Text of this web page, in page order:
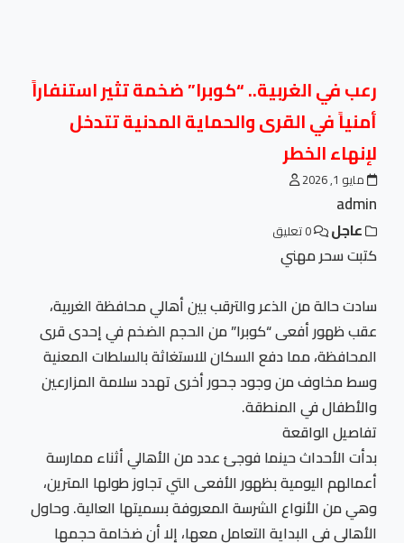
رعب في الغربية.. “كوبرا” ضخمة تثير استنفاراً
أمنياً في القرى والحماية المدنية تتدخل
لإنهاء الخطر
مايو 1, 2026
admin
عاجل
كتبت سحر مهني
سادت حالة من الذعر والترقب بين أهالي محافظة الغربية،
عقب ظهور أفعى “كوبرا” من الحجم الضخم في إحدى قرى
المحافظة، مما دفع السكان للاستغاثة بالسلطات المعنية
وسط مخاوف من وجود جحور أخرى تهدد سلامة المزارعين
والأطفال في المنطقة.
تفاصيل الواقعة
بدأت الأحداث حينما فوجئ عدد من الأهالي أثناء ممارسة
أعمالهم اليومية بظهور الأفعى التي تجاوز طولها المترين،
وهي من الأنواع الشرسة المعروفة بسميتها العالية. وحاول
الأهالي في البداية التعامل معها، إلا أن ضخامة حجمها